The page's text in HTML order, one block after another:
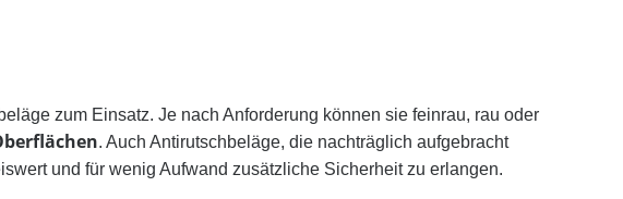
zum Einsatz. Je nach Anforderung können sie feinrau, rau oder
. Auch Antirutschbeläge, die nachträglich aufgebracht
und für wenig Aufwand zusätzliche Sicherheit zu erlangen.